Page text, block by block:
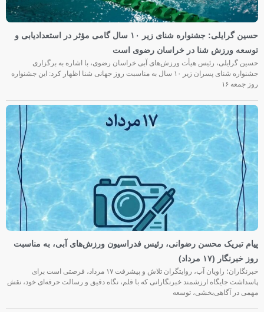
حسین گرایلی: جشنواره شنای زیر ۱۰ سال گامی مؤثر در استعدادیابی و
توسعه ورزش شنا در خراسان رضوی است
حسین گرایلی، رئیس هیأت ورزش‌های آبی خراسان رضوی، با اشاره به برگزاری
جشنواره شنای پسران زیر ۱۰ سال به مناسبت روز جهانی شنا اظهار کرد: این جشنواره
روز جمعه‌ ۱۶
پیام تبریک محسن رضوانی، رئیس فدراسیون ورزش‌های آبی، به مناسبت
روز خبرنگار (۱۷ مرداد)
خبرنگاران؛ راویان آب، روایتگران تلاش و پیشرفت ۱۷ مرداد، فرصتی است برای
پاسداشت جایگاه ارزشمند خبرنگارانی که با قلم، نگاه دقیق و رسالت حرفه‌ای خود، نقش
مهمی در آگاهی‌بخشی، توسعه